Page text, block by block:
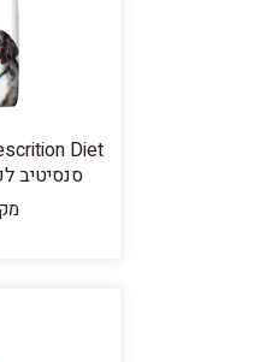
Diet
סנסיטיב לכלב